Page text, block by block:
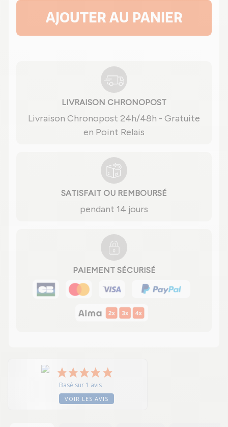
AJOUTER AU PANIER
LIVRAISON CHRONOPOST
Livraison Chronopost 24h/48h - Gratuite
en Point Relais
SATISFAIT OU REMBOURSÉ
pendant 14 jours
PAIEMENT SÉCURISÉ
Basé sur 1 avis
VOIR LES AVIS